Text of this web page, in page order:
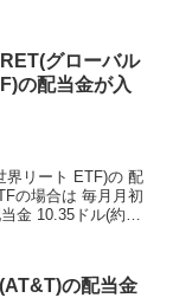
グローバル
の配当金が入
界リート ETF)の 配
の場合は 毎月月初
金 10.35ドル(約
の配当金